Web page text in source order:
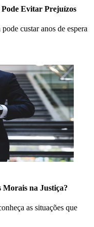
Evitar Prejuízos
custar anos de espera
Morais na Justiça?
as situações que